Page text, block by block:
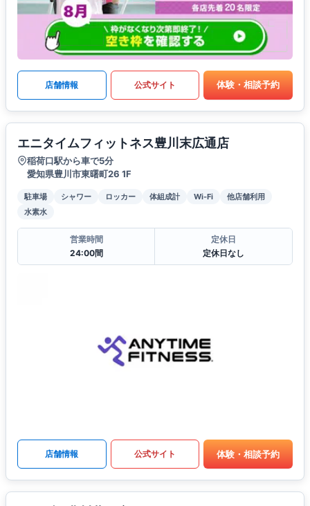
店舗情報 公式サイト 体験・相談予約
エニタイムフィットネス豊川末広通店
稲荷口駅から車で5分
愛知県豊川市東曙町26 1F
駐車場 シャワー ロッカー 体組成計 Wi-Fi
他店舗利用
水素水
営業時間
24:00間
定休日
定休日なし
店舗情報 公式サイト 体験・相談予約